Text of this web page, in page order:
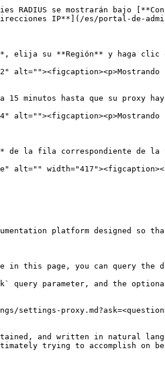
RADIUS se mostrarán bajo
IP**](/es/portal-de-
elija su **Región** y haga clic
minutos hasta que su proxy
de la fila correspondiente de la
alt=""
platform designed so
page, you can query the
query parameter, and the
and written in natural
trying to accomplish on